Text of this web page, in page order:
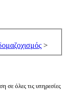
>
σε όλες τις υπηρεσίες